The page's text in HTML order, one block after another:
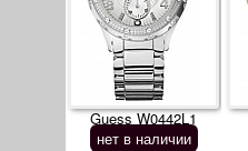
Guess W0442L1
нет в наличии